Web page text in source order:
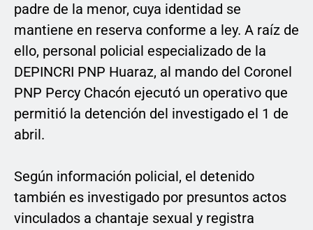
padre de la menor, cuya identidad se
mantiene en reserva conforme a ley. A raíz de
ello, personal policial especializado de la
DEPINCRI PNP Huaraz, al mando del Coronel
PNP Percy Chacón ejecutó un operativo que
permitió la detención del investigado el 1 de
abril.
Según información policial, el detenido
también es investigado por presuntos actos
vinculados a chantaje sexual y registra